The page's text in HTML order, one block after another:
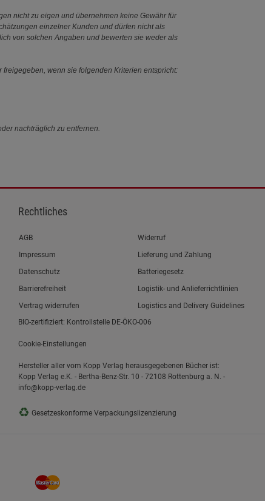
nicht zu eigen und übernehmen keine Gewähr für
einzelner Kunden und dürfen nicht als
von solchen Angaben und bewerten sie weder als
wenn sie folgenden Kriterien entspricht:
nachträglich zu entfernen.
Rechtliches
Link zum/zur
AGB
Link zum/zur
Impressum
Link zum/zur
Datenschutz
Link zum/zur
Barrierefreiheit
Vertrag widerrufen
Widerruf
Lieferung und Zahlung
Batteriegesetz
Logistik- und Anlieferrichtlinien
Logistics and Delivery Guidelines
BIO-zertifiziert: Kontrollstelle DE-ÖKO-006
Cookie-Einstellungen
Hersteller aller vom Kopp Verlag herausgegebenen Bücher ist:
Kopp Verlag e.K. - Bertha-Benz-Str. 10 - 72108 Rottenburg a. N. -
info@kopp-verlag.de
♻ Gesetzeskonforme Verpackungslizenzierung